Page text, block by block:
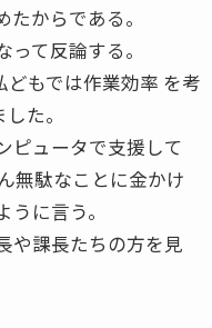
からである。
て反論する。
どもでは作業効率 を考
た。
ピュータで支援して
無駄なことに金かけ
に言う。
や課長たちの方を見